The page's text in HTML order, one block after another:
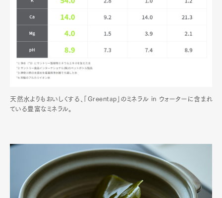
天然水よりもおいしくする、「Greentap」のミネラル in ウォーターに含まれ
ている豊富なミネラル。